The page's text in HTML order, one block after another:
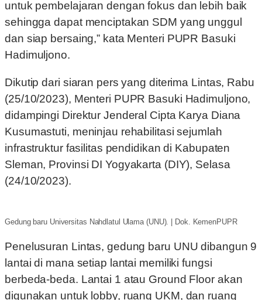
untuk pembelajaran dengan fokus dan lebih baik
sehingga dapat menciptakan SDM yang unggul
dan siap bersaing,” kata Menteri PUPR Basuki
Hadimuljono.
Dikutip dari siaran pers yang diterima Lintas, Rabu
(25/10/2023), Menteri PUPR Basuki Hadimuljono,
didampingi Direktur Jenderal Cipta Karya Diana
Kusumastuti, meninjau rehabilitasi sejumlah
infrastruktur fasilitas pendidikan di Kabupaten
Sleman, Provinsi DI Yogyakarta (DIY), Selasa
(24/10/2023).
Gedung baru Universitas Nahdlatul Ulama (UNU). | Dok. KemenPUPR
Penelusuran Lintas, gedung baru UNU dibangun 9
lantai di mana setiap lantai memiliki fungsi
berbeda-beda. Lantai 1 atau Ground Floor akan
digunakan untuk lobby, ruang UKM, dan ruang